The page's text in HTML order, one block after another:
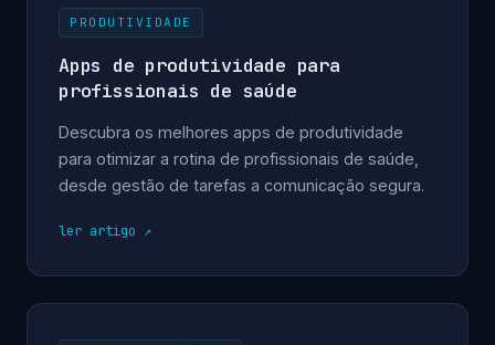
PRODUTIVIDADE
Apps de produtividade para
profissionais de saúde
Descubra os melhores apps de produtividade
para otimizar a rotina de profissionais de saúde,
desde gestão de tarefas a comunicação segura.
ler artigo